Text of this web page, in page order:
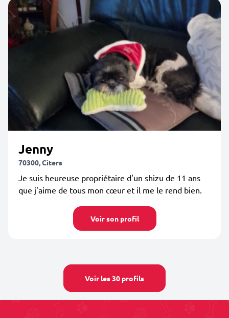
Jenny
70300, Citers
Je suis heureuse propriétaire d'un shizu de 11 ans
que j'aime de tous mon cœur et il me le rend bien.
Voir son profil
Voir les 30 profils